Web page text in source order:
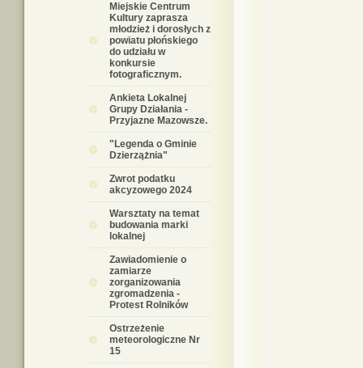
Miejskie Centrum
Kultury zaprasza
młodzież i dorosłych z
powiatu płońskiego
do udziału w
konkursie
fotograficznym.
Ankieta Lokalnej
Grupy Działania -
Przyjazne Mazowsze.
"Legenda o Gminie
Dzierzążnia"
Zwrot podatku
akcyzowego 2024
Warsztaty na temat
budowania marki
lokalnej
Zawiadomienie o
zamiarze
zorganizowania
zgromadzenia -
Protest Rolników
Ostrzeżenie
meteorologiczne Nr
15